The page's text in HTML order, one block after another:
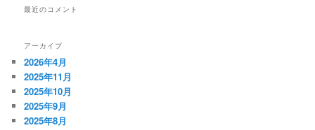
最近のコメント
アーカイブ
2026年4月
2025年11月
2025年10月
2025年9月
2025年8月